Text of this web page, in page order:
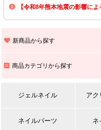
8/13(木)～8/16(日)の間｢出荷業
上記期間中のご注文・お問い
【令和8年熊本地震の影響に
また､ 九州全域でお荷物のお届
新商品から探す
商品カテゴリから探す
ジェルネイル アク
ネイルパーツ ネ